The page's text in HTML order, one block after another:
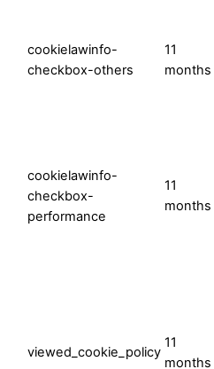
cookielawinfo-
checkbox-others
11
months
cookielawinfo-
checkbox-
performance
11
months
viewed_cookie_policy
11
months